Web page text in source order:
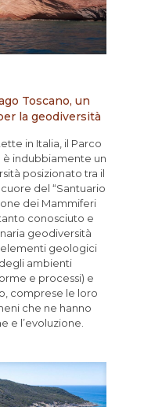
Toscano, un
la geodiversità
in Italia, il Parco
è indubbiamente un
posizionato tra il
del “Santuario
dei Mammiferi
conosciuto e
geodiversità
elementi geologici
ambienti
e processi) e
comprese le loro
che ne hanno
e l’evoluzione.